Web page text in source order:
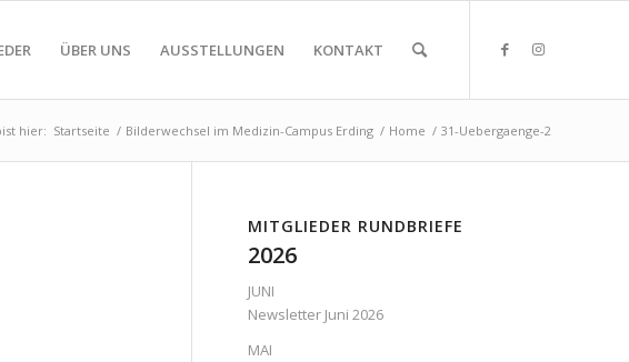
ÜBER UNS AUSSTELLUNGEN KONTAKT
hier: Startseite / Bilderwechsel im Medizin-Campus Erding / Home / 31-Uebergaenge-2
MITGLIEDER RUNDBRIEFE
2026
JUNI
Newsletter Juni 2026
MAI